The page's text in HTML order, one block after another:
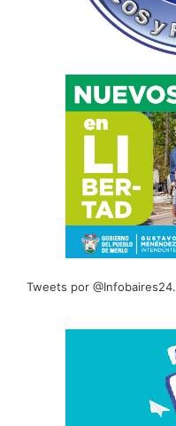
Tweets por @Infobaires24.